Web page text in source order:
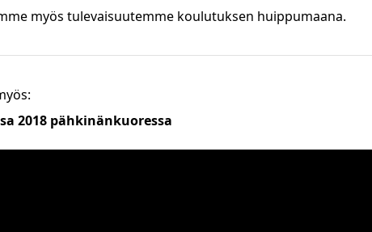
myös tulevaisuutemme koulutuksen huippumaana.
2018 pähkinänkuoressa